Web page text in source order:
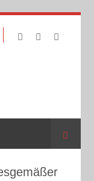
Suche